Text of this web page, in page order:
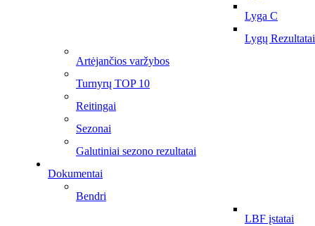
Lyga C
Lygų Rezultatai
Artėjančios varžybos
Turnyrų TOP 10
Reitingai
Sezonai
Galutiniai sezono rezultatai
Dokumentai
Bendri
LBF įstatai